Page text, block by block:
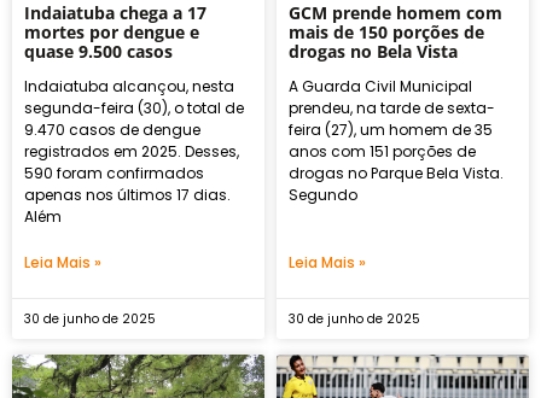
Indaiatuba chega a 17
mortes por dengue e
quase 9.500 casos
Indaiatuba alcançou, nesta
segunda-feira (30), o total de
9.470 casos de dengue
registrados em 2025. Desses,
590 foram confirmados
apenas nos últimos 17 dias.
Além
Leia Mais »
30 de junho de 2025
GCM prende homem com
mais de 150 porções de
drogas no Bela Vista
A Guarda Civil Municipal
prendeu, na tarde de sexta-
feira (27), um homem de 35
anos com 151 porções de
drogas no Parque Bela Vista.
Segundo
Leia Mais »
30 de junho de 2025